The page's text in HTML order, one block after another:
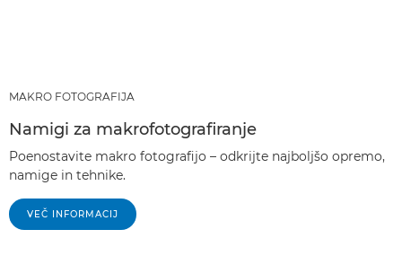
MAKRO FOTOGRAFIJA
Namigi za makrofotografiranje
Poenostavite makro fotografijo – odkrijte najboljšo opremo,
namige in tehnike.
VEČ INFORMACIJ